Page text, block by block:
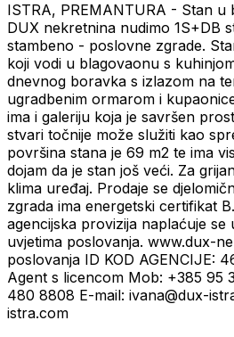
ISTRA, PREMANTURA - Stan u
DUX nekretnina nudimo 1S+DB
stambeno - poslovne zgrade.
koji vodi u blagovaonu s
dnevnog boravka s izlazom na
ugradbenim ormarom i
ima i galeriju koja je savršen
stvari točnije može služiti kao
površina stana je 69 m2 te ima
dojam da je stan još veći. Za
klima uređaj. Prodaje se
zgrada ima energetski certifikat
agencijska provizija naplaćuje se
uvjetima poslovanja. www.dux-
poslovanja ID KOD AGENCIJE:
Agent s licencom Mob: +385 95
480 8808 E-mail: ivana@dux-
istra.com